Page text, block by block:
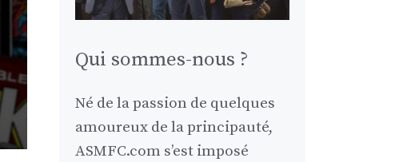
Qui sommes-nous ?
Né de la passion de quelques
amoureux de la principauté,
ASMFC.com s’est imposé